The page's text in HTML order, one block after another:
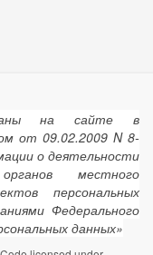
на сайте в
от 09.02.2009 N 8-
о деятельности
местного
персональных
Федерального
данных»